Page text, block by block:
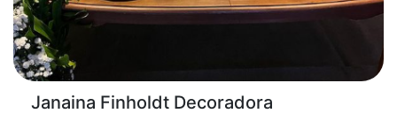
Janaina Finholdt Decoradora